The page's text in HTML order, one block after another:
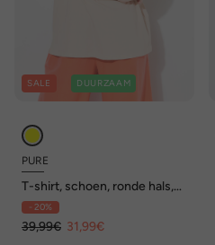
SALE DUURZAAM
PURE
T-shirt, schoen, ronde hals,
korte mouwen, biologisch
katoen
- 20%
39,99€ 31,99€